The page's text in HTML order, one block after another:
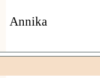
Annika